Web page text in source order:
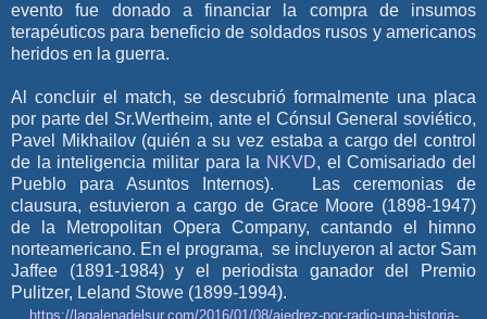
evento fue donado a financiar la compra de insumos
terapéuticos para beneficio de soldados rusos y americanos
heridos en la guerra.
Al concluir el match, se descubrió formalmente una placa
por parte del Sr.Wertheim, ante el Cónsul General soviético,
Pavel Mikhailov (quién a su vez estaba a cargo del control
de la inteligencia militar para la NKVD, el Comisariado del
Pueblo para Asuntos Internos). Las ceremonias de
clausura, estuvieron a cargo de Grace Moore (1898-1947)
de la Metropolitan Opera Company, cantando el himno
norteamericano. En el programa, se incluyeron al actor Sam
Jaffee (1891-1984) y el periodista ganador del Premio
Pulitzer, Leland Stowe (1899-1994).
https://lagalenadelsur.com/2016/01/08/ajedrez-por-radio-una-historia-